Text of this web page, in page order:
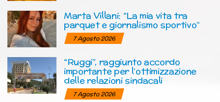
Marta Villani: “La mia vita tra
parquet e giornalismo sportivo”
7 Agosto 2026
“Ruggi”, raggiunto accordo
importante per l’ottimizzazione
delle relazioni sindacali
7 Agosto 2026